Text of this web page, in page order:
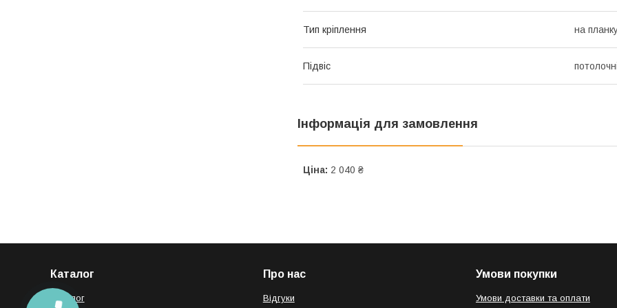
Тип кріплення на
Підвіс
Інформація для замовлення
Ціна: 2 040 ₴
Каталог
Каталог
Про нас
Відгуки
Умови покупки
Умови доставки та оплати